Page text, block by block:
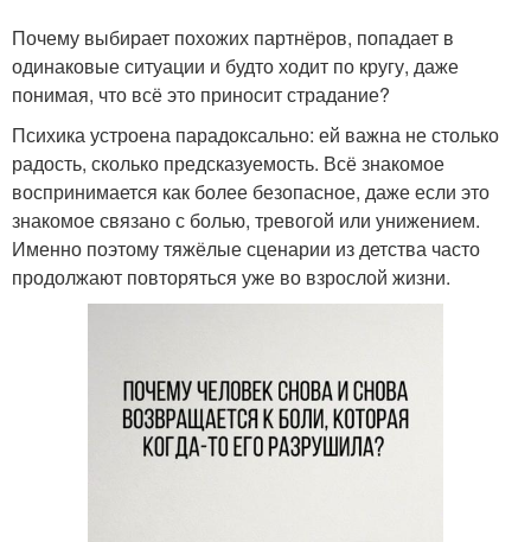
Почему выбирает похожих партнёров, попадает в
одинаковые ситуации и будто ходит по кругу, даже
понимая, что всё это приносит страдание?
Психика устроена парадоксально: ей важна не столько
радость, сколько предсказуемость. Всё знакомое
воспринимается как более безопасное, даже если это
знакомое связано с болью, тревогой или унижением.
Именно поэтому тяжёлые сценарии из детства часто
продолжают повторяться уже во взрослой жизни.